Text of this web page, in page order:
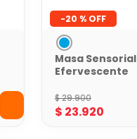
-20 %
Masa Sensorial
Efervescente
Limonada de
Mora Azul
$29.900
$ 23.920